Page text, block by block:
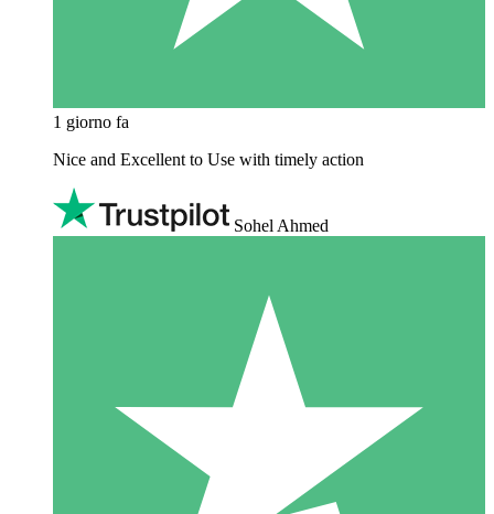
1 giorno fa
Nice and Excellent to Use with timely action
Sohel Ahmed